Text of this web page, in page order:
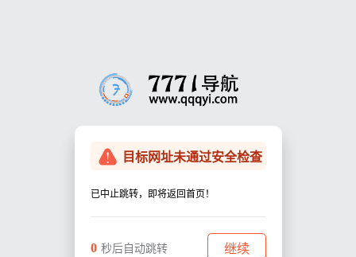
目标网址未通过安全检查
已中止跳转，即将返回首页！
0 秒后自动跳转 继续